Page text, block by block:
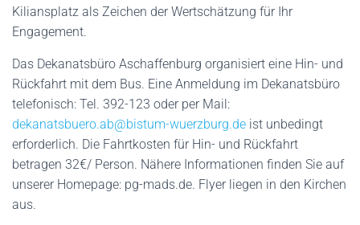
Kiliansplatz als Zeichen der Wertschätzung für Ihr
Engagement.
Das Dekanatsbüro Aschaffenburg organisiert eine Hin- und
Rückfahrt mit dem Bus. Eine Anmeldung im Dekanatsbüro
telefonisch: Tel. 392-123 oder per Mail:
dekanatsbuero.ab@bistum-wuerzburg.de ist unbedingt
erforderlich. Die Fahrtkosten für Hin- und Rückfahrt
betragen 32€/ Person. Nähere Informationen finden Sie auf
unserer Homepage: pg-mads.de. Flyer liegen in den Kirchen
aus.